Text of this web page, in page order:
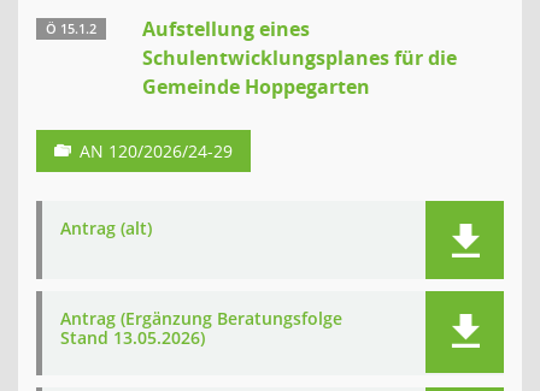
Ö 15.1.2
Aufstellung eines
Schulentwicklungsplanes für die
Gemeinde Hoppegarten
AN 120/2026/24-29
Antrag (alt)
Antrag (Ergänzung Beratungsfolge
Stand 13.05.2026)